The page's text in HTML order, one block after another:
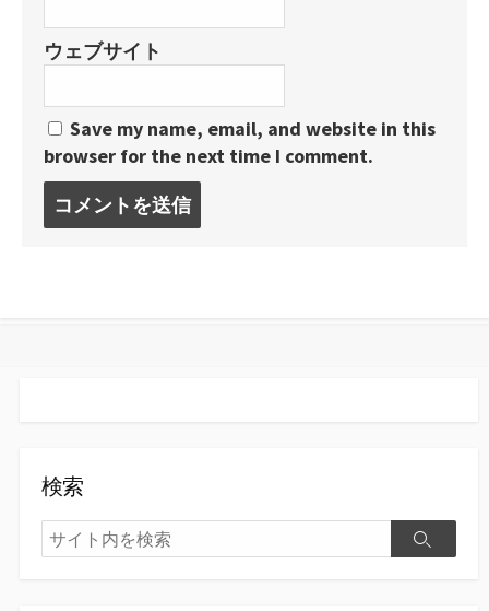
ウェブサイト
Save my name, email, and website in this
browser for the next time I comment.
メ
検索
検
索
検